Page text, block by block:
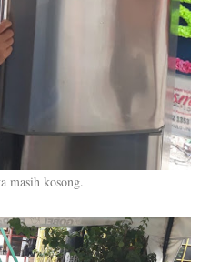
masih kosong.